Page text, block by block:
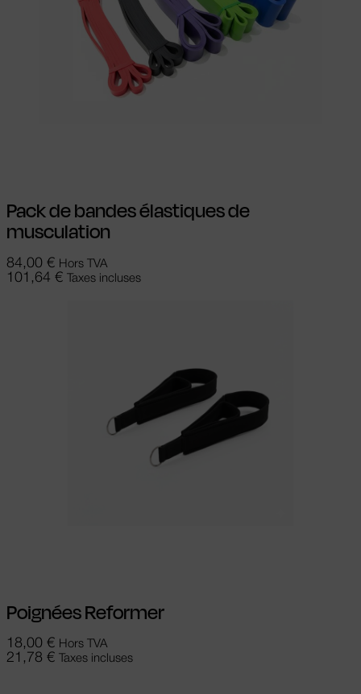
Pack de bandes élastiques de
musculation
84,00 € Hors TVA
101,64 € Taxes incluses
Poignées Reformer
18,00 € Hors TVA
21,78 € Taxes incluses